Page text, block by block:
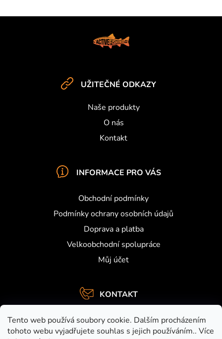
Tento web používá soubory cookie. Dalším procházením
tohoto webu vyjadřujete souhlas s jejich používáním.. Více
UŽITEČNÉ ODKAZY
Naše produkty
O nás
Kontakt
INFORMACE PRO VÁS
Obchodní podmínky
Podmínky ochrany osobních údajů
Doprava a platba
Velkoobchodní spolupráce
Můj účet
KONTAKT
+420734459948